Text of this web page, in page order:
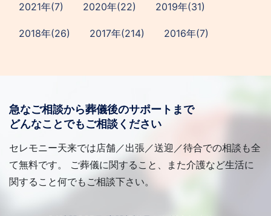
2021年(7) 2020年(22) 2019年(31)
2018年(26) 2017年(214) 2016年(7)
急なご相談から葬儀後のサポートまで
どんなことでもご相談ください
セレモニー天来では店舗／出張／送迎／待合での相談も全
て無料です。 ご葬儀に関すること、また介護など生活に
関すること何でもご相談下さい。